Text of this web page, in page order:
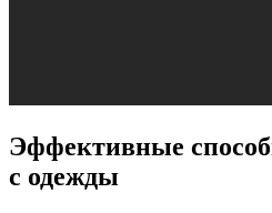
Эффективные
с одежды